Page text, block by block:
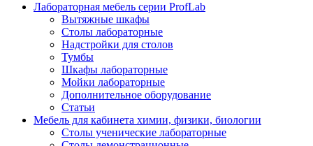
Лабораторная мебель серии ProfLab
Вытяжные шкафы
Столы лабораторные
Надстройки для столов
Тумбы
Шкафы лабораторные
Мойки лабораторные
Дополнительное оборудование
Статьи
Мебель для кабинета химии, физики, биологии
Столы ученические лабораторные